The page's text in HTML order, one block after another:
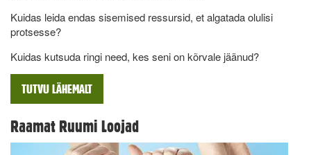
Kuidas leida endas sisemised ressursid, et algatada olulisi
protsesse?
Kuidas kutsuda ringi need, kes seni on kõrvale jäänud?
TUTVU LÄHEMALT
Raamat Ruumi Loojad